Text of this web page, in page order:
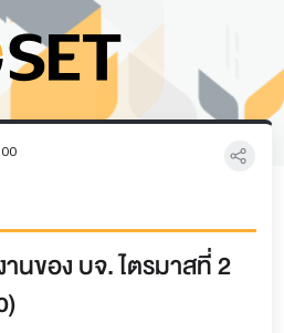
นของ บจ. ไตรมาสที่ 2
)